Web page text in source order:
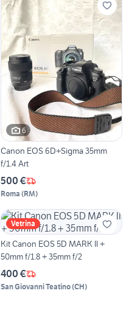
6
Canon EOS 6D+Sigma 35mm
f/1.4 Art
500 €
Roma (RM)
Vetrina
Kit Canon EOS 5D MARK II +
50mm f/1.8 + 35mm f/2
400 €
San Giovanni Teatino(CH)